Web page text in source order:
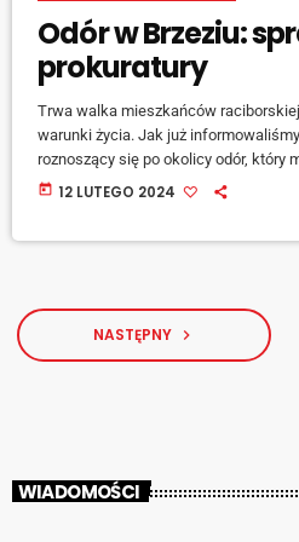
Odór w Brzeziu:
prokuratury
Trwa walka mieszkańców
warunki życia. Jak już
roznoszący się po okolicy odór, który
należącej do przedsiębiorstwa Empol
Inspektorat Ochrony Środowiska:
Mieszkańcy robią […]
today 12 LUTEGO 2024
NASTĘPNY navigate_next
WIADOMOŚCI